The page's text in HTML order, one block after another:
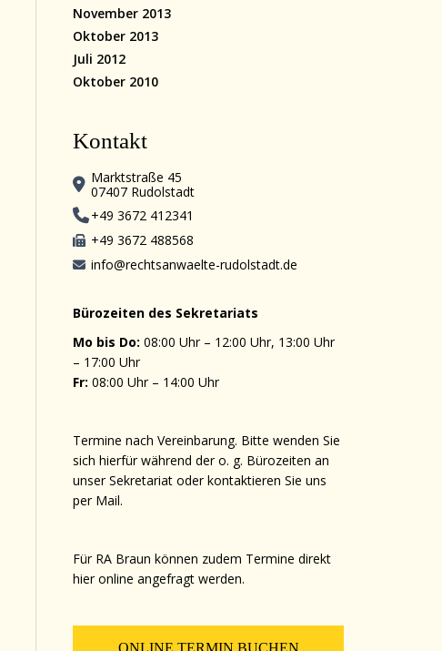
November 2013
Oktober 2013
Juli 2012
Oktober 2010
Kontakt
Marktstraße 45
07407 Rudolstadt
+49 3672 412341
+49 3672 488568
info@rechtsanwaelte-rudolstadt.de
Bürozeiten des Sekretariats
Mo bis Do: 08:00 Uhr – 12:00 Uhr, 13:00 Uhr
– 17:00 Uhr
Fr: 08:00 Uhr – 14:00 Uhr
Termine nach Vereinbarung. Bitte wenden Sie
sich hierfür während der o. g. Bürozeiten an
unser Sekretariat oder kontaktieren Sie uns
per Mail.
Für RA Braun können zudem Termine direkt
hier online angefragt werden.
ONLINE TERMIN BUCHEN